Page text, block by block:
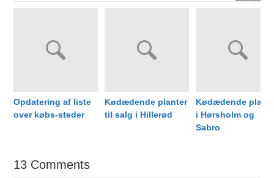
Opdatering af liste
over købs-steder
Kødædende planter
til salg i Hillerød
Kødædende
i Hørsholm og
Sabro
13 Comments